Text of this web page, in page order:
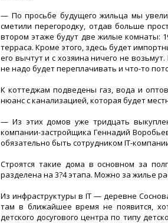
— По просьбе будущего жильца мы
сметили перегородку, отдав больше
втором этаже будут две жилые комнаты:
терраса. Кроме этого, здесь будет
его вычтут и с хозяина ничего не
не надо будет переплачивать и что-то
К коттеджам подведены газ, вода и
нюанс с канализацией, которая будет
— Из этих домов уже тридцать
компании-застройщика Геннадий
обязательно быть сотрудником IT-
Строятся такие дома в основном за
разделена на 3?4 этапа. Можно за жилье
Из инфраструктуры в IT — деревне
там в ближайшее время не появится,
детского досугового центра по типу